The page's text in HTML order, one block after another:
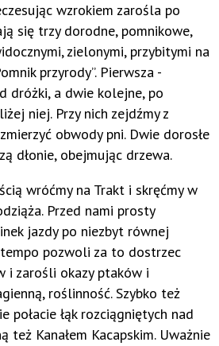
wzrokiem zarośla po
się trzy dorodne, pomnikowe,
zielonymi, przybitymi na
przyrody”. Pierwsza -
dróżki, a dwie kolejne, po
niej. Przy nich zejdźmy z
obwody pni. Dwie dorosłe
dłonie, obejmując drzewa.
wróćmy na Trakt i skręćmy w
Przed nami prosty
jazdy po niezbyt równej
pozwoli za to dostrzec
i zarośli okazy ptaków i
roślinność. Szybko też
połacie łąk rozciągniętych nad
też Kanałem Kacapskim. Uważnie